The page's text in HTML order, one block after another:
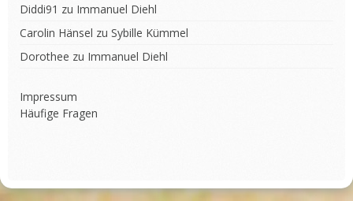
Diddi91 zu Immanuel Diehl
Carolin Hänsel zu Sybille Kümmel
Dorothee zu Immanuel Diehl
Impressum
Häufige Fragen